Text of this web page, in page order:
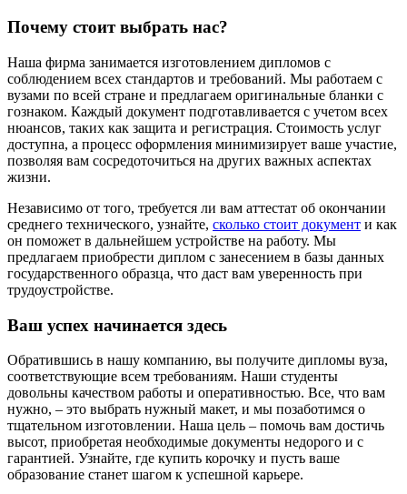
Почему стоит выбрать нас?
Наша фирма занимается изготовлением дипломов с
соблюдением всех стандартов и требований. Мы работаем с
вузами по всей стране и предлагаем оригинальные бланки с
гознаком. Каждый документ подготавливается с учетом всех
нюансов, таких как защита и регистрация. Стоимость услуг
доступна, а процесс оформления минимизирует ваше участие,
позволяя вам сосредоточиться на других важных аспектах
жизни.
Независимо от того, требуется ли вам аттестат об окончании
среднего технического, узнайте, сколько стоит документ и как
он поможет в дальнейшем устройстве на работу. Мы
предлагаем приобрести диплом с занесением в базы данных
государственного образца, что даст вам уверенность при
трудоустройстве.
Ваш успех начинается здесь
Обратившись в нашу компанию, вы получите дипломы вуза,
соответствующие всем требованиям. Наши студенты
довольны качеством работы и оперативностью. Все, что вам
нужно, – это выбрать нужный макет, и мы позаботимся о
тщательном изготовлении. Наша цель – помочь вам достичь
высот, приобретая необходимые документы недорого и с
гарантией. Узнайте, где купить корочку и пусть ваше
образование станет шагом к успешной карьере.